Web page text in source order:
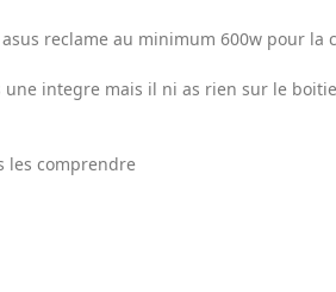
reclame au minimum 600w pour la
integre mais il ni as rien sur le
les comprendre